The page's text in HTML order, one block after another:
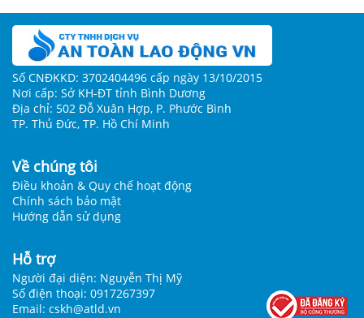
Số CNĐKKD: 3702404496 cấp ngày 13/10/2015
Nơi cấp: Sở KH-ĐT tỉnh Bình Dương
Địa chỉ: 502 Đỗ Xuân Hợp, P. Phước Bình
TP. Thủ Đức, TP. Hồ Chí Minh
Về chúng tôi
Điều khoản & Quy chế hoạt động
Chính sách bảo mật
Hướng dẫn sử dụng
Hỗ trợ
Người đại diện: Nguyễn Thị Mỹ
Số điện thoại: 0917267397
Email: cskh@atld.vn